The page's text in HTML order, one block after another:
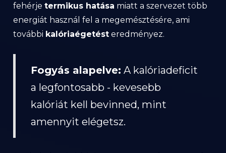
fehérje termikus hatása miatt a szervezet több
energiát használ fel a megemésztésére, ami
további kalóriaégetést eredményez.
Fogyás alapelve: A kalóriadeficit
a legfontosabb - kevesebb
kalóriát kell bevinned, mint
amennyit elégetsz.